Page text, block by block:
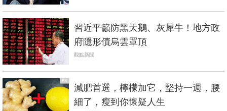
習近平籲防黑天鵝、灰犀牛！地方政
府隱形債烏雲罩頂
觀點新聞
PR
減肥首選，檸檬加它，堅持一週，腰
細了，瘦到你懷疑人生